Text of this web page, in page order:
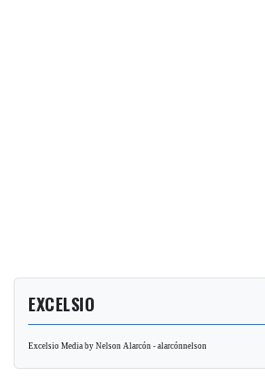
EXCELSIO
Excelsio Media by Nelson Alarcón - alarcónnelson